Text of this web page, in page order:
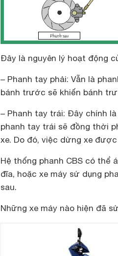
Đây là nguyên lý hoạt động
– Phanh tay phải: Vẫn là
bánh trước sẽ khiến bánh
– Phanh tay trái: Đây chính
phanh tay trái sẽ đồng thời
xe. Do đó, việc dừng xe
Hệ thống phanh CBS có thể
đĩa, hoặc xe máy sử dụng
sau.
Những xe máy nào hiện đã